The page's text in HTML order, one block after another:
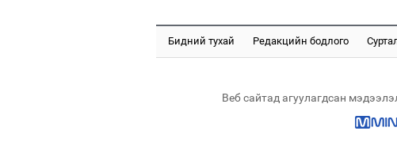
Бидний тухай Редакцийн бодлого
Веб сайтад агуулагдсан